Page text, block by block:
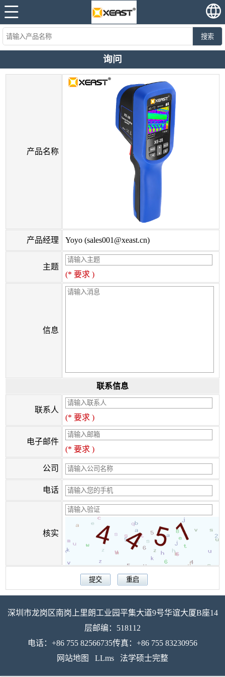
搜索
询问
产品名称
产品经理 Yoyo (sales001@xeast.cn)
主题
(* 要求 )
信息
联系信息
联系人
(* 要求 )
电子邮件
(* 要求 )
公司
电话
核实
深圳市龙岗区南岗上里朗工业园平集大道9号华谊大厦B座14
层邮编：518112
电话：+86 755 82566735传真：+86 755 83230956
网站地图
LLms 法学硕士完整